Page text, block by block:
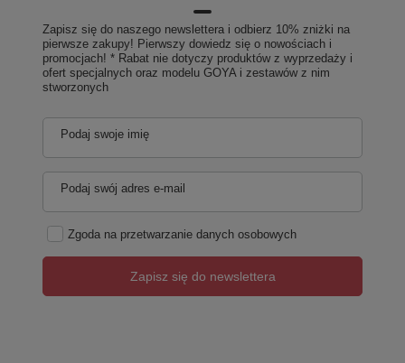
Zapisz się do naszego newslettera i odbierz 10% zniżki na
pierwsze zakupy! Pierwszy dowiedz się o nowościach i
promocjach! * Rabat nie dotyczy produktów z wyprzedaży i
ofert specjalnych oraz modelu GOYA i zestawów z nim
stworzonych
Podaj swoje imię
Podaj swój adres e-mail
Zgoda na przetwarzanie danych osobowych
Zapisz się do newslettera